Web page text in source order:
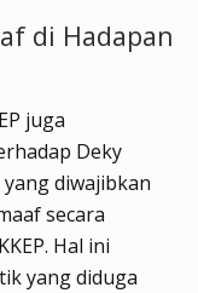
di Hadapan
juga
Deky
yang diwajibkan
secara
Hal ini
yang diduga